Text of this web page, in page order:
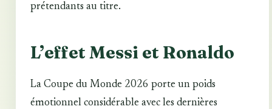
prétendants au titre.
L’effet Messi et Ronaldo
La Coupe du Monde 2026 porte un poids
émotionnel considérable avec les dernières